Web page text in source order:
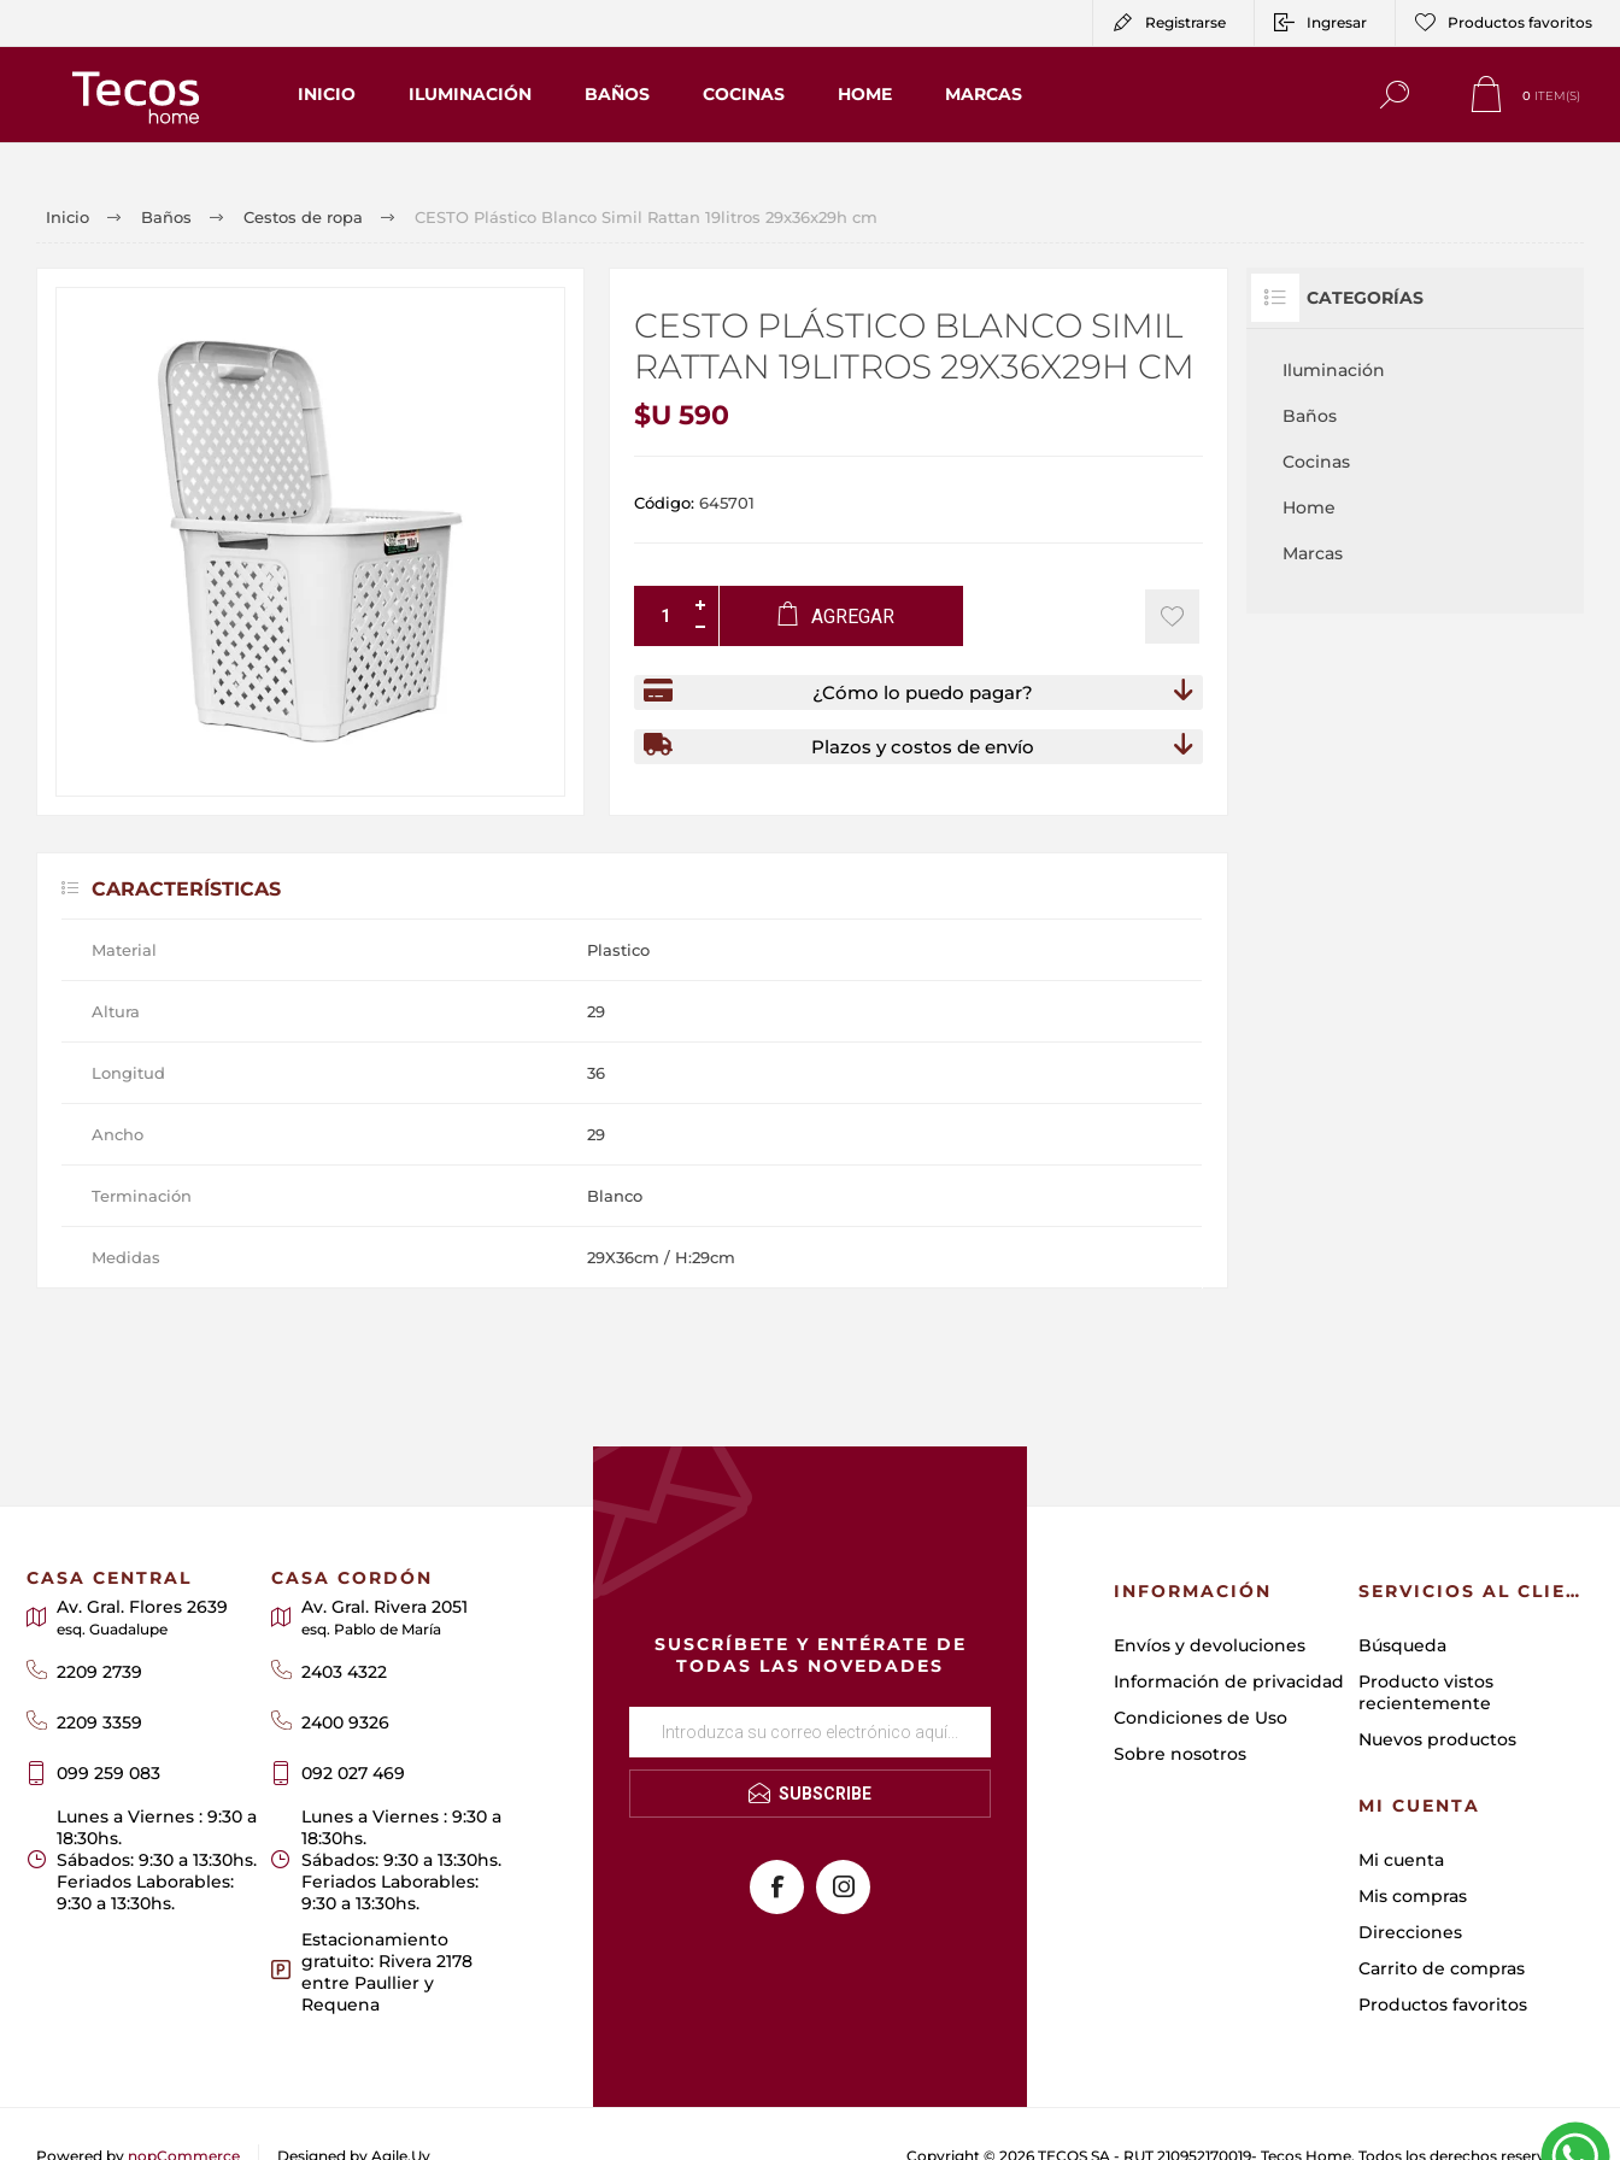
Registrarse Ingresar Productos favoritos
INICIO ILUMINACIÓN BAÑOS COCINAS HOME MARCAS 0 ITEM(S)
Inicio Baños Cestos de ropa CESTO Plástico Blanco Simil Rattan 19litros 29x36x29h cm
CESTO PLÁSTICO BLANCO SIMIL
RATTAN 19LITROS 29X36X29H CM
$U 590
Código: 645701
AGREGAR
¿Cómo lo puedo pagar?
Plazos y costos de envío
CARACTERÍSTICAS
Material Plastico
Altura 29
Longitud 36
Ancho 29
Terminación Blanco
Medidas 29X36cm / H:29cm
CATEGORÍAS
Iluminación
Baños
Cocinas
Home
Marcas
SUSCRÍBETE Y ENTÉRATE DE
TODAS LAS NOVEDADES
SUBSCRIBE
CASA CENTRAL
Av. Gral. Flores 2639
esq. Guadalupe
2209 2739
2209 3359
099 259 083
Lunes a Viernes : 9:30 a
18:30hs.
Sábados: 9:30 a 13:30hs.
Feriados Laborables:
9:30 a 13:30hs.
CASA CORDÓN
Av. Gral. Rivera 2051
esq. Pablo de María
2403 4322
2400 9326
092 027 469
Lunes a Viernes : 9:30 a
18:30hs.
Sábados: 9:30 a 13:30hs.
Feriados Laborables:
9:30 a 13:30hs.
Estacionamiento
gratuito: Rivera 2178
entre Paullier y
Requena
INFORMACIÓN
Envíos y devoluciones
Información de privacidad
Condiciones de Uso
Sobre nosotros
SERVICIOS AL CLIENTE
Búsqueda
Producto vistos
recientemente
Nuevos productos
MI CUENTA
Mi cuenta
Mis compras
Direcciones
Carrito de compras
Productos favoritos
Powered by nopCommerce Designed by Agile.Uy Copyright © 2026 TECOS SA - RUT 210952170019- Tecos Home. Todos los derechos reservados.